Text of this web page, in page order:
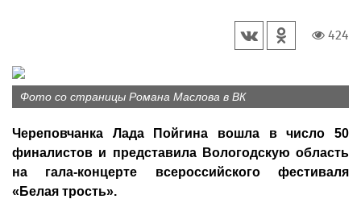
424
Фото со страницы Романа Маслова в ВК
Череповчанка Лада Пойгина вошла в число 50
финалистов и представила Вологодскую область
на гала-концерте всероссийского фестиваля
«Белая трость».